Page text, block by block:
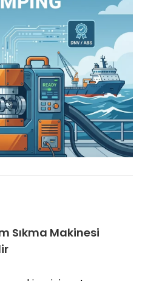
Sıkma Makinesi